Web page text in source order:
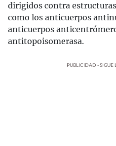
dirigidos contra
como los anticuerpos
anticuerpos
antitopoisomerasa.
PUBLICIDAD - SIGUE